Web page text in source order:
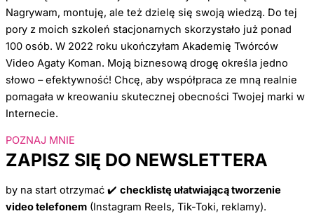
Nagrywam, montuję, ale też dzielę się swoją wiedzą. Do tej
pory z moich szkoleń stacjonarnych skorzystało już ponad
100 osób. W 2022 roku ukończyłam Akademię Twórców
Video Agaty Koman. Moją biznesową drogę określa jedno
słowo – efektywność! Chcę, aby współpraca ze mną realnie
pomagała w kreowaniu skutecznej obecności Twojej marki w
Internecie.
POZNAJ MNIE
ZAPISZ SIĘ DO NEWSLETTERA
by na start otrzymać ✔️ checklistę ułatwiającą tworzenie
video telefonem (Instagram Reels, Tik-Toki, reklamy).